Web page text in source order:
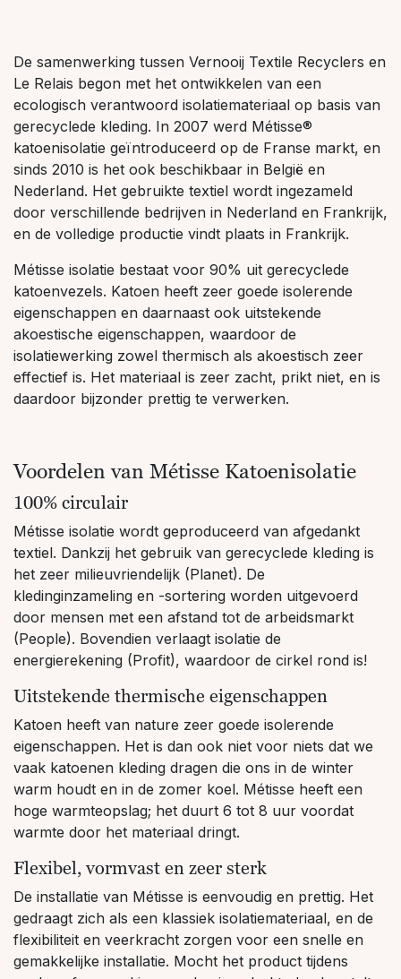
De samenwerking tussen Vernooij Textile Recyclers en
Le Relais begon met het ontwikkelen van een
ecologisch verantwoord isolatiemateriaal op basis van
gerecyclede kleding. In 2007 werd Métisse®
katoenisolatie geïntroduceerd op de Franse markt, en
sinds 2010 is het ook beschikbaar in België en
Nederland. Het gebruikte textiel wordt ingezameld
door verschillende bedrijven in Nederland en Frankrijk,
en de volledige productie vindt plaats in Frankrijk.
Métisse isolatie bestaat voor 90% uit gerecyclede
katoenvezels. Katoen heeft zeer goede isolerende
eigenschappen en daarnaast ook uitstekende
akoestische eigenschappen, waardoor de
isolatiewerking zowel thermisch als akoestisch zeer
effectief is. Het materiaal is zeer zacht, prikt niet, en is
daardoor bijzonder prettig te verwerken.
Voordelen van Métisse Katoenisolatie
100% circulair
Métisse isolatie wordt geproduceerd van afgedankt
textiel. Dankzij het gebruik van gerecyclede kleding is
het zeer milieuvriendelijk (Planet). De
kledinginzameling en -sortering worden uitgevoerd
door mensen met een afstand tot de arbeidsmarkt
(People). Bovendien verlaagt isolatie de
energierekening (Profit), waardoor de cirkel rond is!
Uitstekende thermische eigenschappen
Katoen heeft van nature zeer goede isolerende
eigenschappen. Het is dan ook niet voor niets dat we
vaak katoenen kleding dragen die ons in de winter
warm houdt en in de zomer koel. Métisse heeft een
hoge warmteopslag; het duurt 6 tot 8 uur voordat
warmte door het materiaal dringt.
Flexibel, vormvast en zeer sterk
De installatie van Métisse is eenvoudig en prettig. Het
gedraagt zich als een klassiek isolatiemateriaal, en de
flexibiliteit en veerkracht zorgen voor een snelle en
gemakkelijke installatie. Mocht het product tijdens